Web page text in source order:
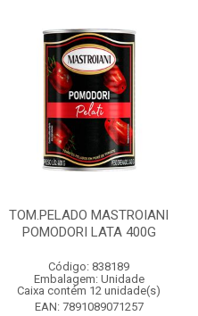
TOM.PELADO MASTROIANI
POMODORI LATA 400G
Código: 838189
Embalagem: Unidade
Caixa contém 12 unidade(s)
EAN: 7891089071257